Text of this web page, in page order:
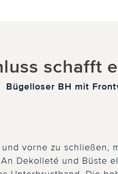
schafft
Bügelloser BH mit
vorne zu schließen,
Dekolleté und Büste